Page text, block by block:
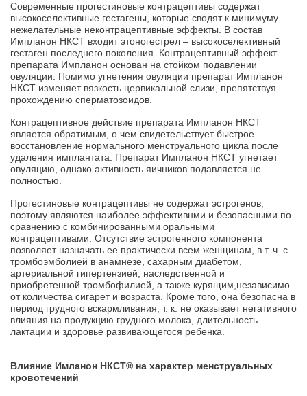
Современные прогестиновые контрацептивы содержат
высокоселективные гестагены, которые сводят к минимуму
нежелательные неконтрацептивные эффекты. В состав
Импланон НКСТ входит этоногестрел – высокоселективный
гестаген последнего поколения. Контрацептивный эффект
препарата Импланон основан на стойком подавлении
овуляции. Помимо угнетения овуляции препарат Импланон
НКСТ изменяет вязкость цервикальной слизи, препятствуя
прохождению сперматозоидов.
Контрацептивное действие препарата Импланон НКСТ
является обратимым, о чем свидетельствует быстрое
восстановление нормального менструального цикла после
удаления имплантата. Препарат Импланон НКСТ угнетает
овуляцию, однако активность яичников подавляется не
полностью.
Прогестиновые контрацептивы не содержат эстрогенов,
поэтому являются наиболее эффективнми и безопасными по
сравнению с комбинированными оральными
контрацептивами. Отсутствие эстрогенного компонента
позволяет назначать ее практически всем женщинам, в т. ч. с
тромбоэмболией в анамнезе, сахарным диабетом,
артериальной гипертензией, наследственной и
приобретенной тромбофилией, а также курящим,независимо
от количества сигарет и возраста. Кроме того, она безопасна в
период грудного вскармливания, т. к. не оказывает негативного
влияния на продукцию грудного молока, длительность
лактации и здоровье развивающегося ребенка.
Влияние Имланон НКСТ® на характер менструальных
кровотечений